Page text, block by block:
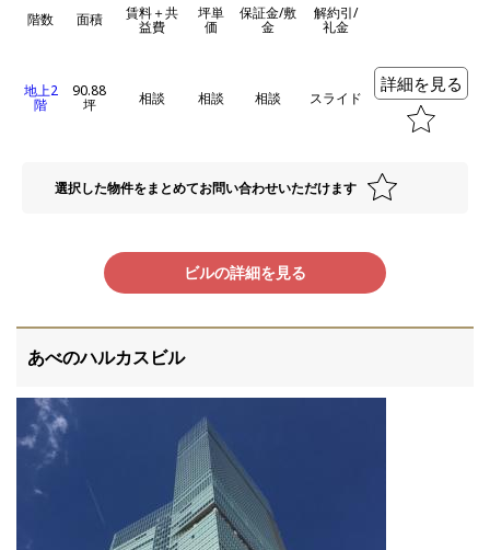
階数 面積 賃料＋共
益費
坪単
価
保証金/敷
金
解約引/
礼金
地上2
階
90.88
坪 相談 相談 相談 スライド
詳細を見る
選択した物件をまとめてお問い合わせいただけます
ビルの詳細を見る
あべのハルカスビル